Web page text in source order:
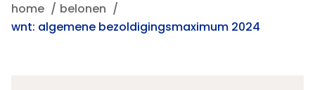
home
belonen
wnt: algemene bezoldigingsmaximum 2024